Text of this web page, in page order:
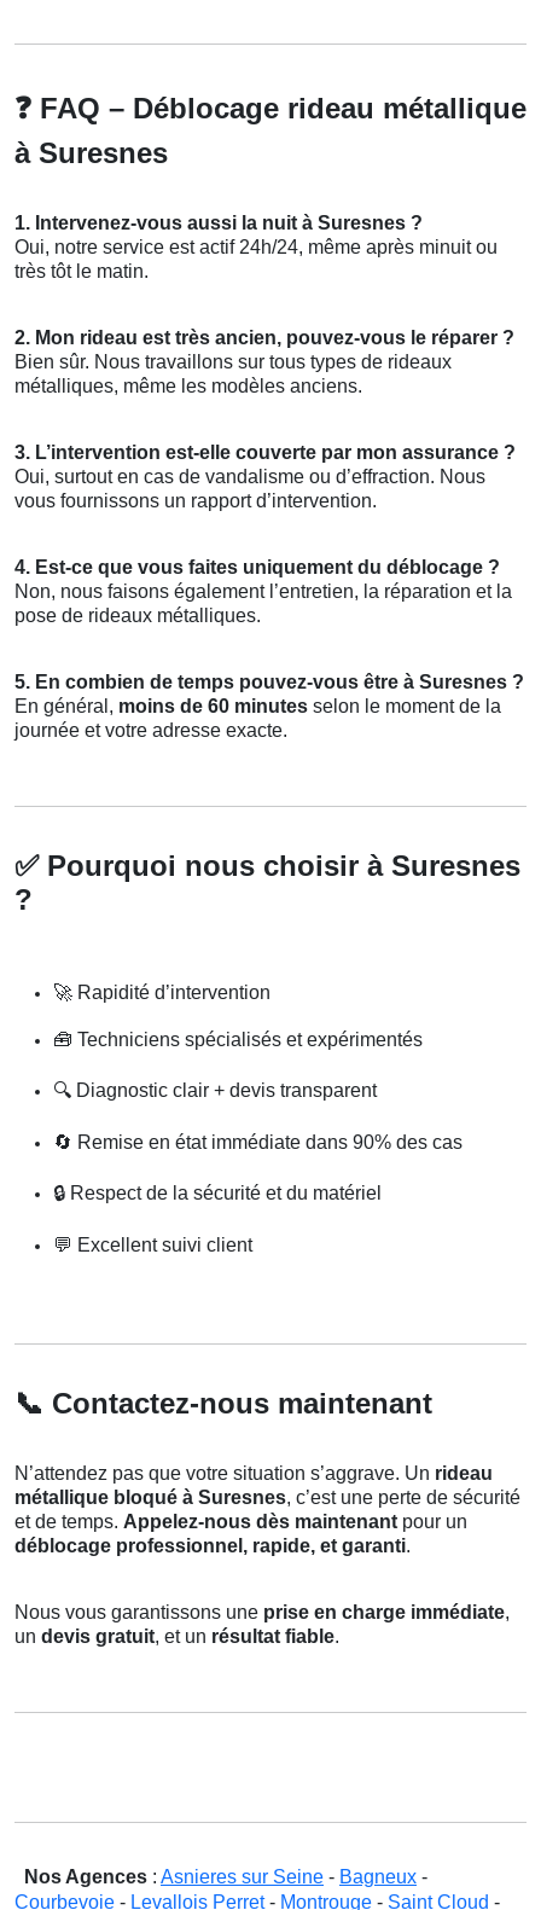
❓ FAQ – Déblocage rideau métallique
à Suresnes
1. Intervenez-vous aussi la nuit à Suresnes ?
Oui, notre service est actif 24h/24, même après minuit ou
très tôt le matin.
2. Mon rideau est très ancien, pouvez-vous le réparer ?
Bien sûr. Nous travaillons sur tous types de rideaux
métalliques, même les modèles anciens.
3. L’intervention est-elle couverte par mon assurance ?
Oui, surtout en cas de vandalisme ou d’effraction. Nous
vous fournissons un rapport d’intervention.
4. Est-ce que vous faites uniquement du déblocage ?
Non, nous faisons également l’entretien, la réparation et la
pose de rideaux métalliques.
5. En combien de temps pouvez-vous être à Suresnes ?
En général, moins de 60 minutes selon le moment de la
journée et votre adresse exacte.
✅Pourquoi nous choisir à Suresnes
?
🚀 Rapidité d’intervention
🧰 Techniciens spécialisés et expérimentés
🔍 Diagnostic clair + devis transparent
🔄 Remise en état immédiate dans 90% des cas
🔒 Respect de la sécurité et du matériel
💬 Excellent suivi client
📞 Contactez-nous maintenant
N’attendez pas que votre situation s’aggrave. Un rideau
métallique bloqué à Suresnes, c’est une perte de sécurité
et de temps. Appelez-nous dès maintenant pour un
déblocage professionnel, rapide, et garanti.
Nous vous garantissons une prise en charge immédiate,
un devis gratuit, et un résultat fiable.
Nos Agences : Asnieres sur Seine - Bagneux -
Courbevoie - Levallois Perret- Montrouge - Saint Cloud -